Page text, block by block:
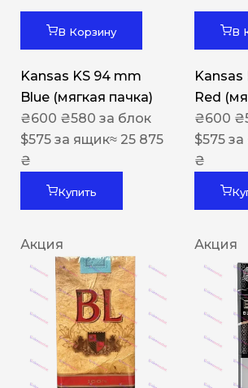
В Корзину
Kansas KS 94 mm
Blue (мягкая пачка)
₴600 ₴580 за блок
$575 за ящик≈ 25 875
₴
Купить
В
Kansas
Red
₴600 ₴
$575
₴
Акция Акция